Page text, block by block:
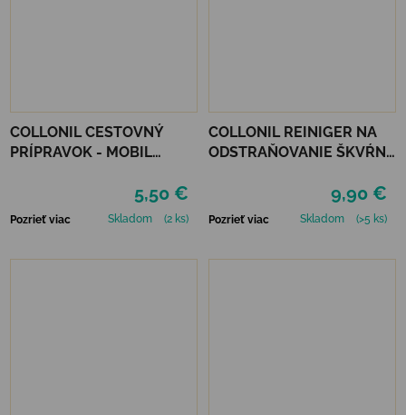
COLLONIL CESTOVNÝ
PRÍPRAVOK - MOBIL
5,50 €
Pozrieť viac Skladom (2 ks)
COLLONIL REINIGER NA
ODSTRAŇOVANIE ŠKVŔN
9,90 €
Pozrieť viac Skladom (>5 ks)